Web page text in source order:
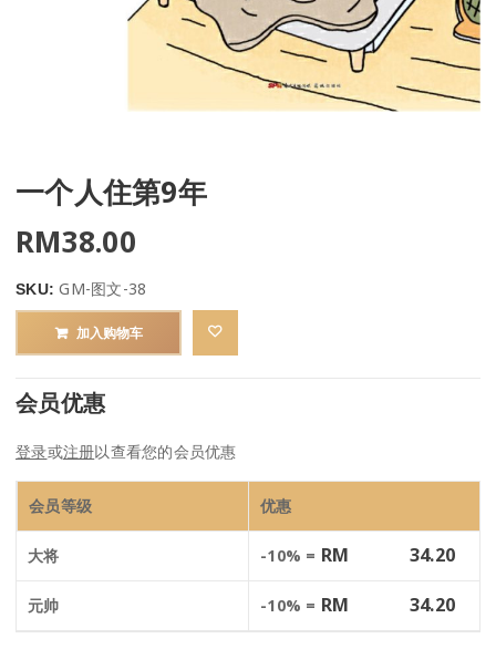
一个人住第9年
RM38.00
SKU:GM-图文-38
加入购物车
会员优惠
登录或注册以查看您的会员优惠
会员等级 优惠
大将 -10% = RM 34.20
元帅 -10% = RM 34.20